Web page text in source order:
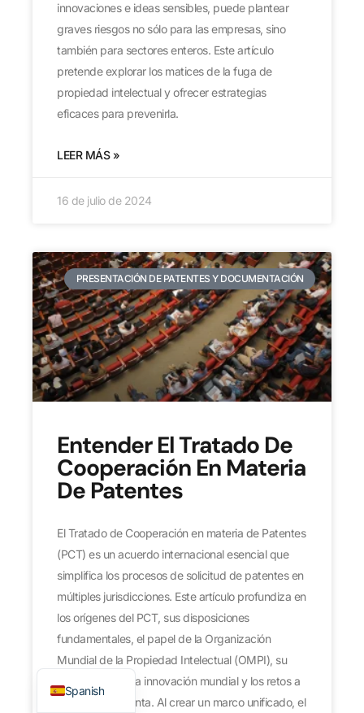
innovaciones e ideas sensibles, puede plantear
graves riesgos no sólo para las empresas, sino
también para sectores enteros. Este artículo
pretende explorar los matices de la fuga de
propiedad intelectual y ofrecer estrategias
eficaces para prevenirla.
LEER MÁS »
16 de julio de 2024
PRESENTACIÓN DE PATENTES Y DOCUMENTACIÓN
Entender El Tratado De
Cooperación En Materia
De Patentes
El Tratado de Cooperación en materia de Patentes
(PCT) es un acuerdo internacional esencial que
simplifica los procesos de solicitud de patentes en
múltiples jurisdicciones. Este artículo profundiza en
los orígenes del PCT, sus disposiciones
fundamentales, el papel de la Organización
Mundial de la Propiedad Intelectual (OMPI), su
repercusión en la innovación mundial y los retos a
los que se enfrenta. Al crear un marco unificado, el
Spanish
English
French
German
Japanese